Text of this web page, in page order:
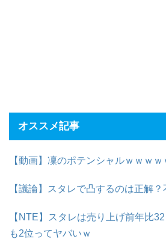
オススメ記事
【動画】凜のポテンシャルｗｗｗｗ
【議論】スタレで凸するのは正解？
【NTE】スタレは売り上げ前年比
も2位ってヤバいｗ